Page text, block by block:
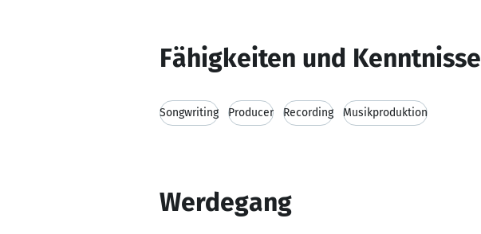
Fähigkeiten und Kenntnisse
Songwriting Producer Recording Musikproduktion
Werdegang